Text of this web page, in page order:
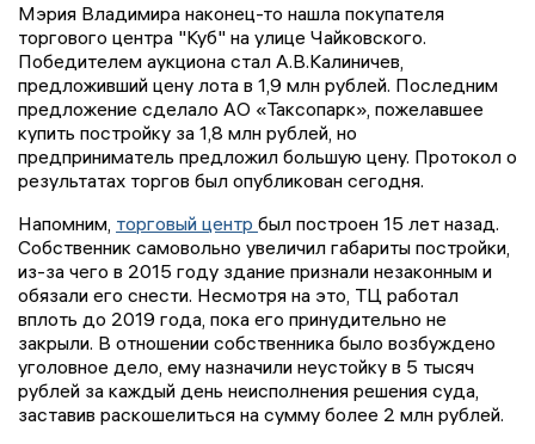
Мэрия Владимира наконец-то нашла покупателя
торгового центра "Куб" на улице Чайковского.
Победителем аукциона стал А.В.Калиничев,
предложивший цену лота в 1,9 млн рублей. Последним
предложение сделало АО «Таксопарк», пожелавшее
купить постройку за 1,8 млн рублей, но
предприниматель предложил большую цену. Протокол о
результатах торгов был опубликован сегодня.
Напомним, торговый центр был построен 15 лет назад.
Собственник самовольно увеличил габариты постройки,
из-за чего в 2015 году здание признали незаконным и
обязали его снести. Несмотря на это, ТЦ работал
вплоть до 2019 года, пока его принудительно не
закрыли. В отношении собственника было возбуждено
уголовное дело, ему назначили неустойку в 5 тысяч
рублей за каждый день неисполнения решения суда,
заставив раскошелиться на сумму более 2 млн рублей.